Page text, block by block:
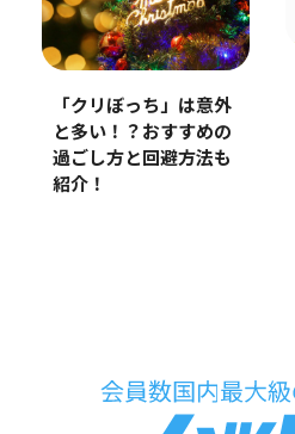
「クリぼっち」は意外
と多い！？おすすめの
過ごし方と回避方法も
紹介！